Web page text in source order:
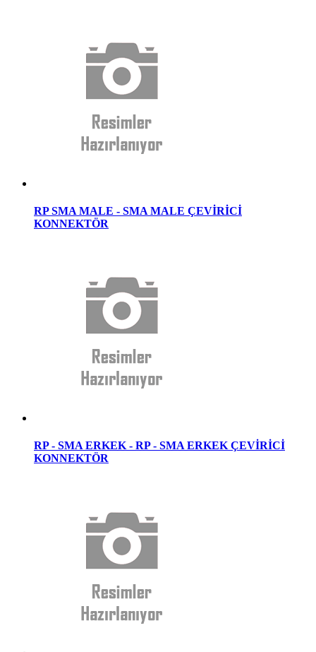
RP SMA MALE - SMA MALE ÇEVİRİCİ
KONNEKTÖR
RP - SMA ERKEK - RP - SMA ERKEK ÇEVİRİCİ
KONNEKTÖR